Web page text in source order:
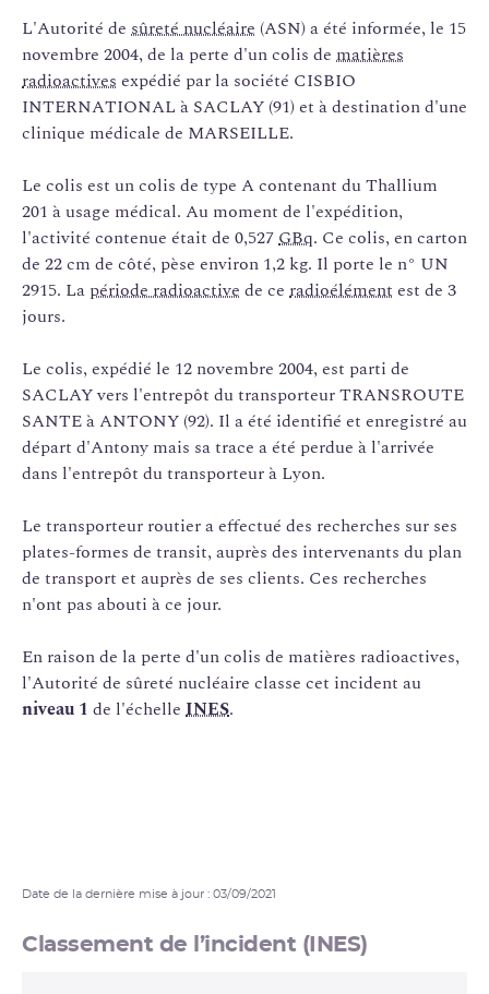
L'Autorité de sûreté nucléaire (ASN) a été informée, le 15
novembre 2004, de la perte d'un colis de matières
radioactives expédié par la société CISBIO
INTERNATIONAL à SACLAY (91) et à destination d'une
clinique médicale de MARSEILLE.
Le colis est un colis de type A contenant du Thallium
201 à usage médical. Au moment de l'expédition,
l'activité contenue était de 0,527GBq. Ce colis, en carton
de 22 cm de côté, pèse environ 1,2 kg. Il porte le n° UN
2915. La période radioactive de ce radioélément est de 3
jours.
Le colis, expédié le 12 novembre 2004, est parti de
SACLAY vers l'entrepôt du transporteur TRANSROUTE
SANTE à ANTONY (92). Il a été identifié et enregistré au
départ d'Antony mais sa trace a été perdue à l'arrivée
dans l'entrepôt du transporteur à Lyon.
Le transporteur routier a effectué des recherches sur ses
plates-formes de transit, auprès des intervenants du plan
de transport et auprès de ses clients. Ces recherches
n'ont pas abouti à ce jour.
En raison de la perte d'un colis de matières radioactives,
l'Autorité de sûreté nucléaire classe cet incident au
niveau 1 de l'échelle INES.
Date de la dernière mise à jour : 03/09/2021
Classement de l’incident (INES)